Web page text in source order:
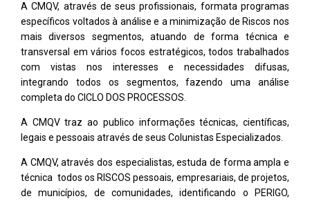
A CMQV, através de seus profissionais, formata programas
específicos voltados à análise e a minimização de Riscos nos
mais diversos segmentos, atuando de forma técnica e
transversal em vários focos estratégicos, todos trabalhados
com vistas nos interesses e necessidades difusas,
integrando todos os segmentos, fazendo uma análise
completa do CICLO DOS PROCESSOS.
A CMQV traz ao publico informações técnicas, científicas,
legais e pessoais através de seus Colunistas Especializados.
A CMQV, através dos especialistas, estuda de forma ampla e
técnica todos os RISCOS pessoais, empresariais, de projetos,
de municípios, de comunidades, identificando o PERIGO,